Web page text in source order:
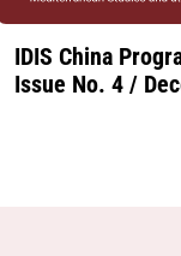
IDIS China
Issue No. 4 /